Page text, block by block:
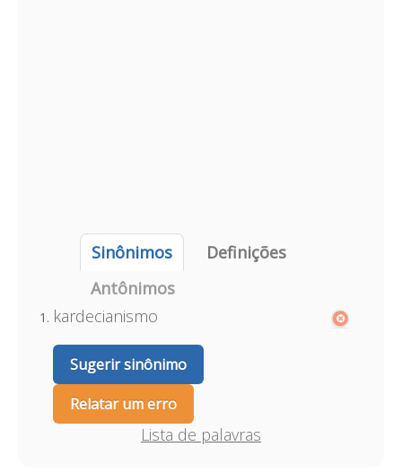
Sinônimos
Definições
Antônimos
kardecianismo
Sugerir sinônimo
Relatar um erro
Lista de palavras